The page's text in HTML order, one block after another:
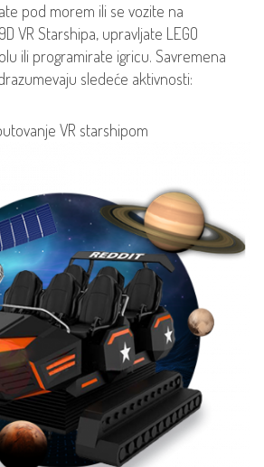
pod morem ili se vozite na
VR Starshipa, upravljate LEGO
ili programirate igricu. Savremena
sledeće aktivnosti:
VR starshipom